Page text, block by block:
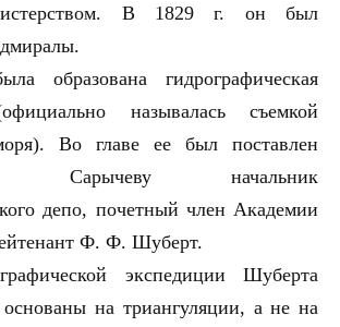
В 1829 г. он был
образована гидрографическая
называлась съемкой
Во главе ее был поставлен
Сарычеву начальник
депо, почетный член Академии
Ф. Ф. Шуберт.
экспедиции Шуберта
на триангуляции, а не на